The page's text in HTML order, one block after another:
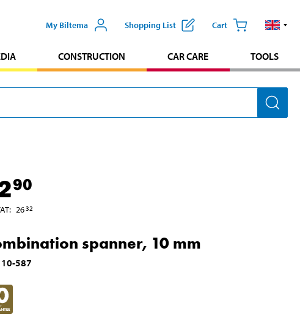
My Biltema Shopping List Cart
CONSTRUCTION CAR CARE TOOLS
90
: 2632
spanner, 10 mm
10-587